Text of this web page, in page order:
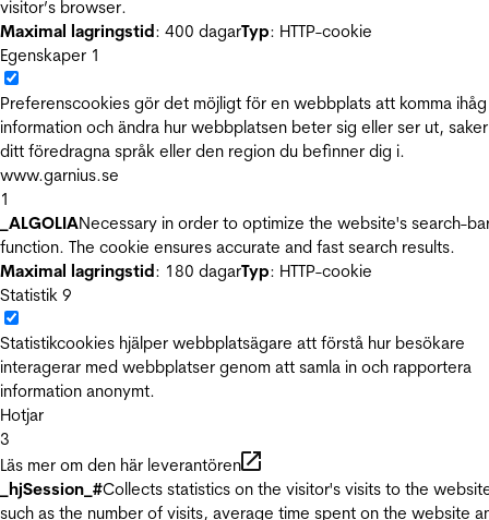
visitor’s browser.
Maximal lagringstid: 400 dagarTyp: HTTP-cookie
Egenskaper 1
Preferenscookies gör det möjligt för en webbplats att komma ihåg
information och ändra hur webbplatsen beter sig eller ser ut,
ditt föredragna språk eller den region du befinner dig i.
www.garnius.se
1
_ALGOLIANecessary in order to optimize the website's search-
function. The cookie ensures accurate and fast search results.
Maximal lagringstid: 180 dagarTyp: HTTP-cookie
Statistik 9
Statistikcookies hjälper webbplatsägare att förstå hur besökare
interagerar med webbplatser genom att samla in och rapportera
information anonymt.
Hotjar
3
Läs mer om den här leverantören
_hjSession_#Collects statistics on the visitor's visits to the
such as the number of visits, average time spent on the website